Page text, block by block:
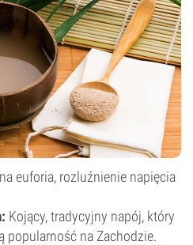
euforia, rozluźnienie napięcia
Kojący, tradycyjny napój, który
popularność na Zachodzie.